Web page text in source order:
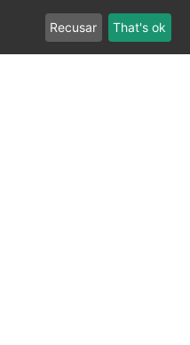
Recusar That's ok